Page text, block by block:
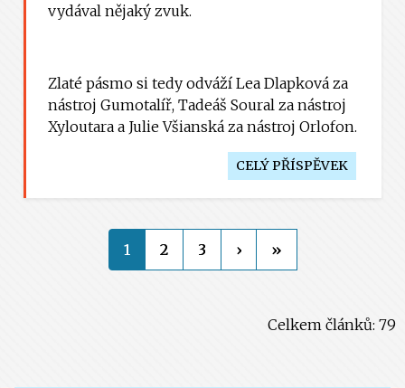
vydával nějaký zvuk.
Zlaté pásmo si tedy odváží Lea Dlapková za
nástroj Gumotalíř, Tadeáš Soural za nástroj
Xyloutara a Julie Všianská za nástroj Orlofon.
CELÝ PŘÍSPĚVEK
1 2 3 › »
Celkem článků: 79